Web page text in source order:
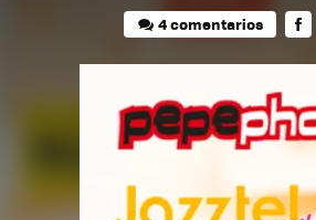
4 comentarios